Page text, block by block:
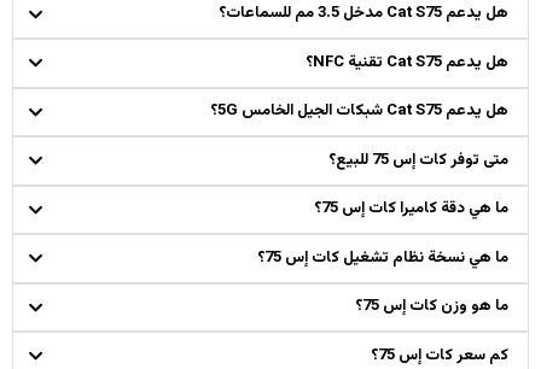
هل يدعم Cat S75 مدخل 3.5 مم للسماعات؟
هل يدعم Cat S75 تقنية NFC؟
هل يدعم Cat S75 شبكات الجيل الخامس 5G؟
متى توفر كات إس 75 للبيع؟
ما هي دقة كاميرا كات إس 75؟
ما هي نسخة نظام تشغيل كات إس 75؟
ما هو وزن كات إس 75؟
كم سعر كات إس 75؟